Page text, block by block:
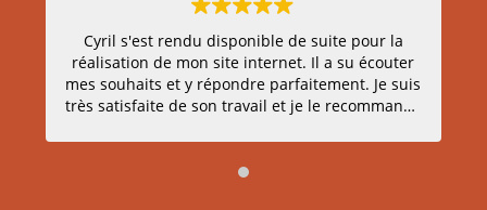
Cyril s'est rendu disponible de suite pour la
réalisation de mon site internet. Il a su écouter
mes souhaits et y répondre parfaitement. Je suis
très satisfaite de son travail et je le recommande
conseils. Merci beaucoup !